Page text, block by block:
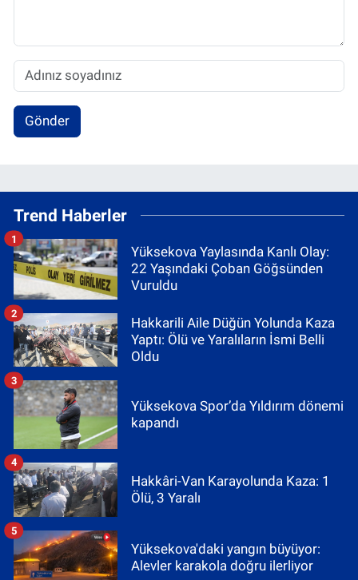
Gönder
Trend Haberler
Yüksekova Yaylasında Kanlı Olay:
22 Yaşındaki Çoban Göğsünden
Vuruldu
1
Hakkarili Aile Düğün Yolunda Kaza
Yaptı: Ölü ve Yaralıların İsmi Belli
Oldu
2
Yüksekova Spor’da Yıldırım dönemi
kapandı
3
Hakkâri-Van Karayolunda Kaza: 1
Ölü, 3 Yaralı
4
Yüksekova'daki yangın büyüyor:
Alevler karakola doğru ilerliyor
5